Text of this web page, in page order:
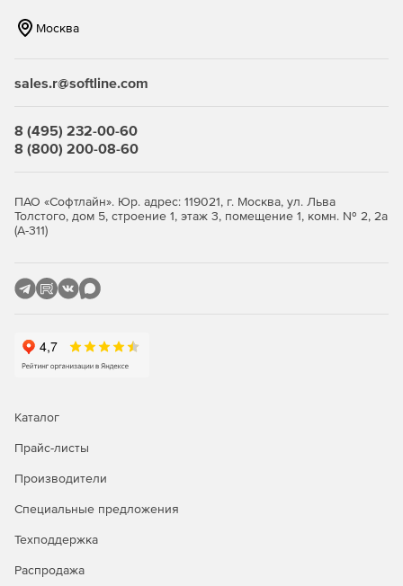
Москва
sales.r@softline.com
8 (495) 232-00-60
8 (800) 200-08-60
ПАО «Софтлайн». Юр. адрес: 119021, г. Москва, ул. Льва
Толстого, дом 5, строение 1, этаж 3, помещение 1, комн. № 2, 2а
(А-311)
Каталог
Прайс-листы
Производители
Специальные предложения
Техподдержка
Распродажа